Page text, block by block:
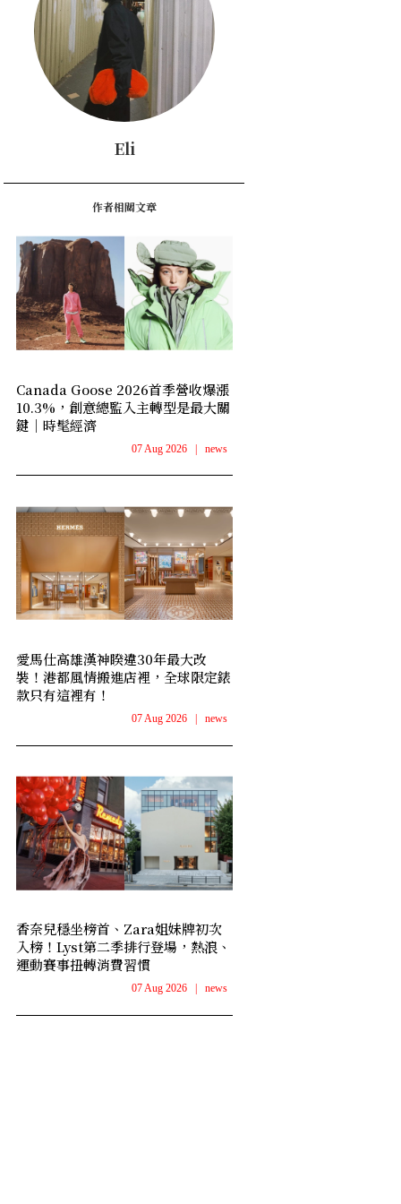
Eli
作者相關文章
Canada Goose 2026首季營收爆漲
10.3%，創意總監入主轉型是最大關
鍵｜時髦經濟
07 Aug 2026 | news
愛馬仕高雄漢神睽違30年最大改
裝！港都風情搬進店裡，全球限定錶
款只有這裡有！
07 Aug 2026 news
香奈兒穩坐榜首、Zara姐妹牌初次
入榜！Lyst第二季排行登場，熱浪、
運動賽事扭轉消費習慣
07 Aug 2026 news